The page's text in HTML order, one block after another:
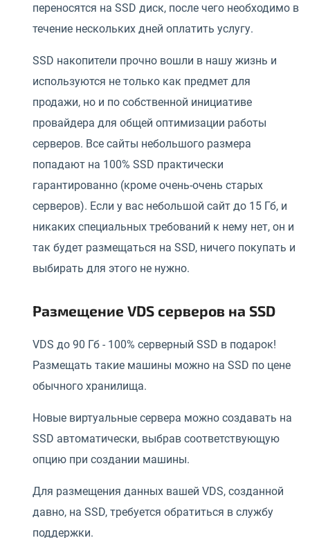
переносятся на SSD диск, после чего необходимо в
течение нескольких дней оплатить услугу.
SSD накопители прочно вошли в нашу жизнь и
используются не только как предмет для
продажи, но и по собственной инициативе
провайдера для общей оптимизации работы
серверов. Все сайты небольшого размера
попадают на 100% SSD практически
гарантированно (кроме очень-очень старых
серверов). Если у вас небольшой сайт до 15 Гб, и
никаких специальных требований к нему нет, он и
так будет размещаться на SSD, ничего покупать и
выбирать для этого не нужно.
Размещение VDS серверов на SSD
VDS до 90 Гб - 100% серверный SSD в подарок!
Размещать такие машины можно на SSD по цене
обычного хранилища.
Новые виртуальные сервера можно создавать на
SSD автоматически, выбрав соответствующую
опцию при создании машины.
Для размещения данных вашей VDS, созданной
давно, на SSD, требуется обратиться в службу
поддержки.